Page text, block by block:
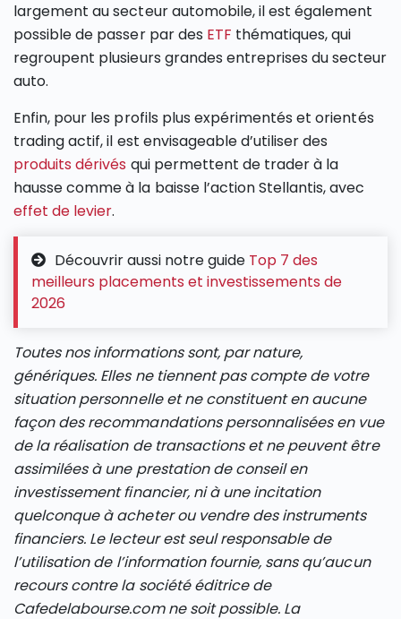
largement au secteur automobile, il est également
possible de passer par des ETF thématiques, qui
regroupent plusieurs grandes entreprises du secteur
auto.
Enfin, pour les profils plus expérimentés et orientés
trading actif, il est envisageable d’utiliser des
produits dérivés qui permettent de trader à la
hausse comme à la baisse l’action Stellantis, avec
effet de levier.
Découvrir aussi notre guide Top 7 des
meilleurs placements et investissements de
2026
Toutes nos informations sont, par nature,
génériques. Elles ne tiennent pas compte de votre
situation personnelle et ne constituent en aucune
façon des recommandations personnalisées en vue
de la réalisation de transactions et ne peuvent être
assimilées à une prestation de conseil en
investissement financier, ni à une incitation
quelconque à acheter ou vendre des instruments
financiers. Le lecteur est seul responsable de
l’utilisation de l’information fournie, sans qu’aucun
recours contre la société éditrice de
Cafedelabourse.com ne soit possible. La